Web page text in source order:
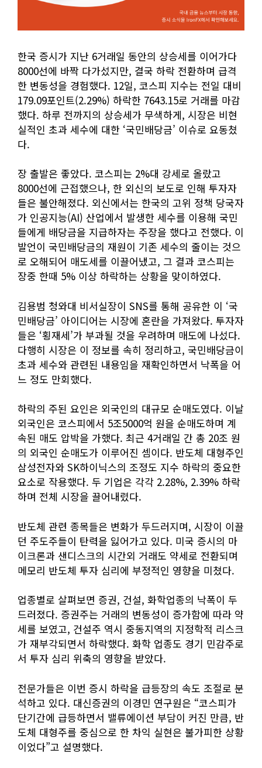
한국 증시가 지난 6거래일 동안의 상승세를 이어가다
8000선에 바짝 다가섰지만, 결국 하락 전환하며 급격
한 변동성을 경험했다. 12일, 코스피 지수는 전일 대비
179.09포인트(2.29%) 하락한 7643.15로 거래를 마감
했다. 하루 전까지의 상승세가 무색하게, 시장은 비현
실적인 초과 세수에 대한 ‘국민배당금’ 이슈로 요동쳤
다.
장 출발은 좋았다. 코스피는 2%대 강세로 올랐고
8000선에 근접했으나, 한 외신의 보도로 인해 투자자
들은 불안해졌다. 외신에서는 한국의 고위 정책 당국자
가 인공지능(AI) 산업에서 발생한 세수를 이용해 국민
들에게 배당금을 지급하자는 주장을 했다고 전했다. 이
발언이 국민배당금의 재원이 기존 세수의 줄이는 것으
로 오해되어 매도세를 이끌어냈고, 그 결과 코스피는
장중 한때 5% 이상 하락하는 상황을 맞이하였다.
김용범 청와대 비서실장이 SNS를 통해 공유한 이 ‘국
민배당금’ 아이디어는 시장에 혼란을 가져왔다. 투자자
들은 ‘횡재세’가 부과될 것을 우려하며 매도에 나섰다.
다행히 시장은 이 정보를 속히 정리하고, 국민배당금이
초과 세수와 관련된 내용임을 재확인하면서 낙폭을 어
느 정도 만회했다.
하락의 주된 요인은 외국인의 대규모 순매도였다. 이날
외국인은 코스피에서 5조5000억 원을 순매도하며 계
속된 매도 압박을 가했다. 최근 4거래일 간 총 20조 원
의 외국인 순매도가 이루어진 셈이다. 반도체 대형주인
삼성전자와 SK하이닉스의 조정도 지수 하락의 중요한
요소로 작용했다. 두 기업은 각각 2.28%, 2.39% 하락
하며 전체 시장을 끌어내렸다.
반도체 관련 종목들은 변화가 두드러지며, 시장이 이끌
던 주도주들이 탄력을 잃어가고 있다. 미국 증시의 마
이크론과 샌디스크의 시간외 거래도 약세로 전환되며
메모리 반도체 투자 심리에 부정적인 영향을 미쳤다.
업종별로 살펴보면 증권, 건설, 화학업종의 낙폭이 두
드러졌다. 증권주는 거래의 변동성이 증가함에 따라 약
세를 보였고, 건설주 역시 중동지역의 지정학적 리스크
가 재부각되면서 하락했다. 화학 업종도 경기 민감주로
서 투자 심리 위축의 영향을 받았다.
전문가들은 이번 증시 하락을 급등장의 속도 조절로 분
석하고 있다. 대신증권의 이경민 연구원은 “코스피가
단기간에 급등하면서 밸류에이션 부담이 커진 만큼, 반
도체 대형주를 중심으로 한 차익 실현은 불가피한 상황
이었다”고 설명했다.